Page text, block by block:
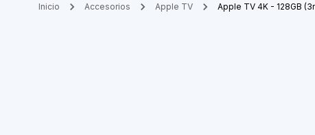
Inicio Accesorios Apple TV Apple TV 4K - 128GB